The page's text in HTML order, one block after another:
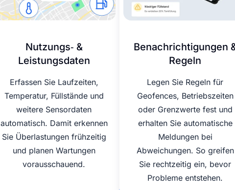
Nutzungs‑ &
Leistungsdaten
Erfassen Sie Laufzeiten,
Temperatur, Füllstände und
weitere Sensordaten
automatisch. Damit erkennen
Sie Überlastungen frühzeitig
und planen Wartungen
vorausschauend.
Benachrichtigungen
Regeln
Legen Sie Regeln für
Geofences, Betriebszeiten
oder Grenzwerte fest und
erhalten Sie automatische
Meldungen bei
Abweichungen. So greifen
Sie rechtzeitig ein, bevor
Probleme entstehen.